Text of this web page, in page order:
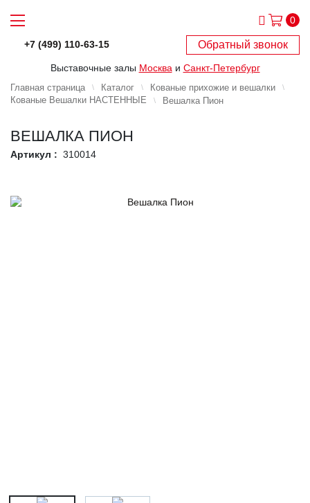
0
+7 (499) 110-63-15 Обратный звонок
Выставочные залы Москва и Санкт-Петербург
Главная страница Каталог
Кованые прихожие и вешалки
Кованые Вешалки НАСТЕННЫЕ
Вешалка Пион
ВЕШАЛКА ПИОН
Артикул : 310014